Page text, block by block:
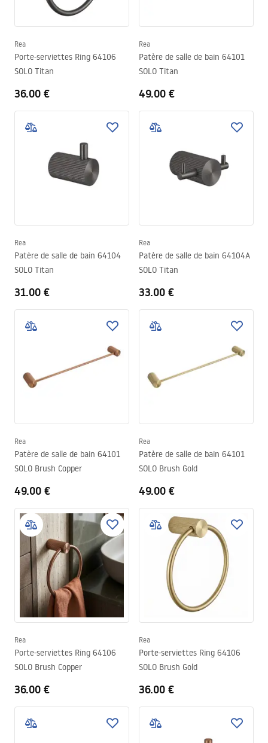
Rea
Porte-serviettes Ring 64106
SOLO Titan
36.00 €
Rea
Patère de salle de bain 64101
SOLO Titan
49.00 €
Rea
Patère de salle de bain 64104
SOLO Titan
31.00 €
Rea
Patère de salle de bain 64104A
SOLO Titan
33.00 €
Rea
Patère de salle de bain 64101
SOLO Brush Copper
49.00 €
Rea
Patère de salle de bain 64101
SOLO Brush Gold
49.00 €
Rea
Porte-serviettes Ring 64106
SOLO Brush Copper
36.00 €
Rea
Porte-serviettes Ring 64106
SOLO Brush Gold
36.00 €